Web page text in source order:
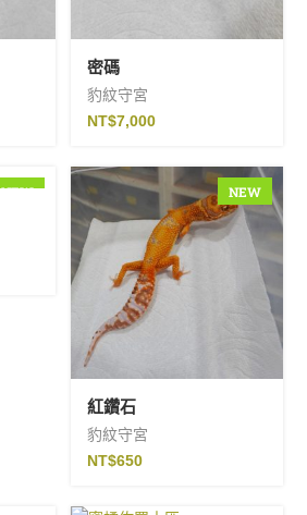
密碼
豹紋守宮
NT$7,000
NEW NEW
紅鑽石
豹紋守宮
NT$650